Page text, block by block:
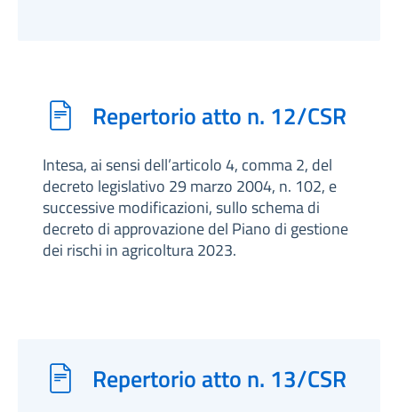
Repertorio atto n. 12/CSR
Intesa, ai sensi dell’articolo 4, comma 2, del
decreto legislativo 29 marzo 2004, n. 102, e
successive modificazioni, sullo schema di
decreto di approvazione del Piano di gestione
dei rischi in agricoltura 2023.
Repertorio atto n. 13/CSR